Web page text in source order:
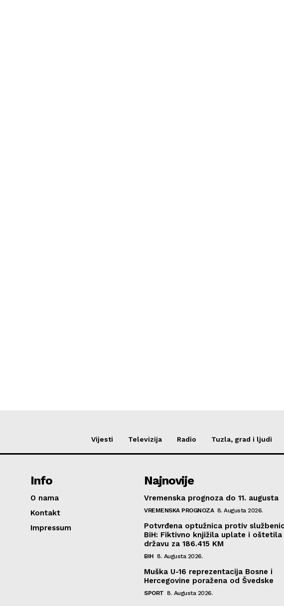
Vijesti Televizija Radio Tuzla, grad i ljudi
Info
O nama
Kontakt
Impressum
Najnovije
Vremenska prognoza do 11. augusta
VREMENSKA PROGNOZA 8. Augusta 2026.
Potvrđena optužnica protiv
BiH: Fiktivno knjižila uplate i oštetila
državu za 186.415 KM
BIH 8. Augusta 2026.
Muška U-16 reprezentacija Bosne i
Hercegovine poražena od Švedske
SPORT 8. Augusta 2026.